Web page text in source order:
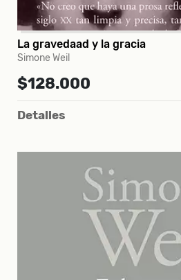
La gravedaad y la gracia
Simone Weil
$128.000
Detalles